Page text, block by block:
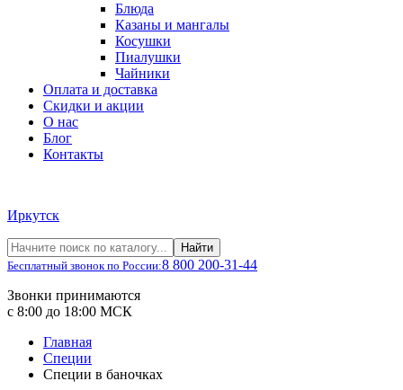
Блюда
Казаны и мангалы
Косушки
Пиалушки
Чайники
Оплата и доставка
Скидки и акции
О нас
Блог
Контакты
Иркутск
Найти
Бесплатный звонок по России:8 800 200-31-44
Звонки принимаются
с 8:00 до 18:00 МСК
Главная
Специи
Специи в баночках